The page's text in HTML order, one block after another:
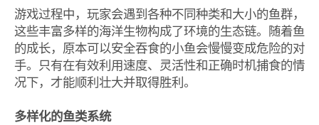
游戏过程中，玩家会遇到各种不同种类和大小的鱼群，
这些丰富多样的海洋生物构成了环境的生态链。随着鱼
的成长，原本可以安全吞食的小鱼会慢慢变成危险的对
手。只有在有效利用速度、灵活性和正确时机捕食的情
况下，才能顺利壮大并取得胜利。
多样化的鱼类系统